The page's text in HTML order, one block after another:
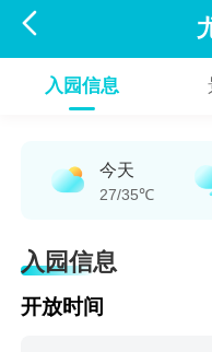

入园信息
今天
27/35℃
入园信息
开放时间